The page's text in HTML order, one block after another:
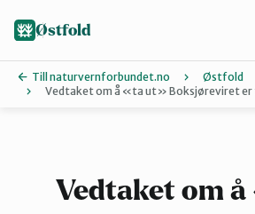
Østfold
Till naturvernforbundet.no Østfold
Vedtaket om å «ta ut» Boksjøreviret er
Vedtaket om å